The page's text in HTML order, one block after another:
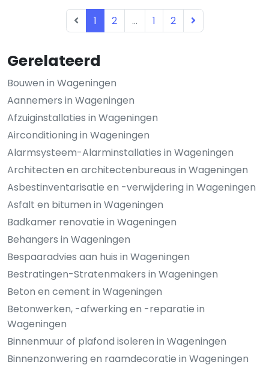
Gerelateerd
Bouwen in Wageningen
Aannemers in Wageningen
Afzuiginstallaties in Wageningen
Airconditioning in Wageningen
Alarmsysteem-Alarminstallaties in Wageningen
Architecten en architectenbureaus in Wageningen
Asbestinventarisatie en -verwijdering in Wageningen
Asfalt en bitumen in Wageningen
Badkamer renovatie in Wageningen
Behangers in Wageningen
Bespaaradvies aan huis in Wageningen
Bestratingen-Stratenmakers in Wageningen
Beton en cement in Wageningen
Betonwerken, -afwerking en -reparatie in
Wageningen
Binnenmuur of plafond isoleren in Wageningen
Binnenzonwering en raamdecoratie in Wageningen
1 2 ... 1 2